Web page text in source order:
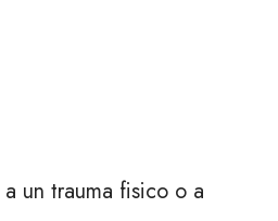
un trauma fisico o a